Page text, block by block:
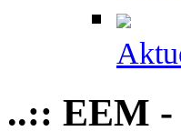
..:: EEM